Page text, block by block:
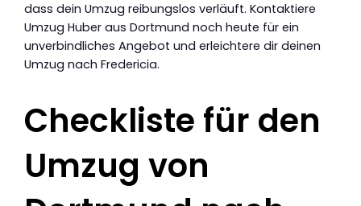
dass dein Umzug reibungslos verläuft. Kontaktiere
Umzug Huber aus Dortmund noch heute für ein
unverbindliches Angebot und erleichtere dir deinen
Umzug nach Fredericia.
Checkliste für den
Umzug von